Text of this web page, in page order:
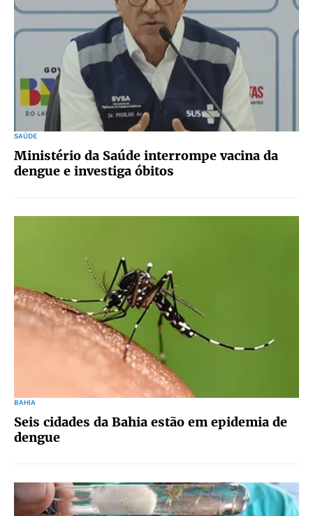
SAÚDE
Ministério da Saúde interrompe vacina da
dengue e investiga óbitos
BAHIA
Seis cidades da Bahia estão em epidemia de
dengue